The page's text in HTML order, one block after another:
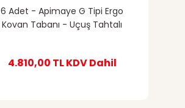
6 Adet - Apimaye G Tipi Ergo
Kovan Tabanı - Uçuş Tahtalı
4.810,00 TLKDV Dahil